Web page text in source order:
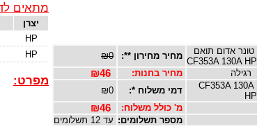
טונר אדום תואם
CF353A 130A HP
מחיר מחירון **:
₪0
רגילה מחיר בחנות:
CF353A 130A
HP
דמי משלוח *:
מ' כולל משלוח:
מספר תשלומים: עד 12 תשלומים
מתאים
יצרן
HP
HP
מפרט: